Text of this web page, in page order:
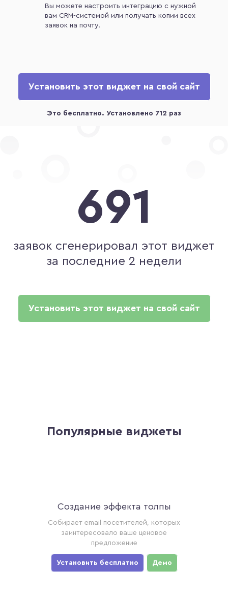
Вы можете настроить интеграцию с нужной
вам CRM-системой или получать копии всех
заявок на почту.
Установить этот виджет на свой сайт
691
заявок сгенерировал этот виджет
за последние 2 недели
Установить этот виджет на свой сайт
Популярные виджеты
Создание эффекта толпы
Собирает email посетителей, которых
заинтересовало ваше ценовое
предложение
Установить бесплатно Демо